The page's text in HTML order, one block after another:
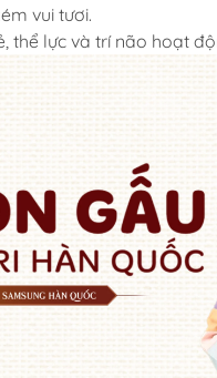
vui tươi.
thể lực và trí não hoạt